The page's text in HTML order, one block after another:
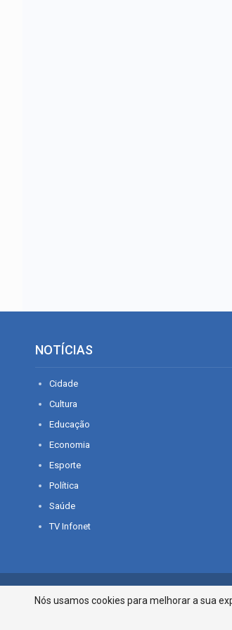
NOTÍCIAS
Cidade
Cultura
Educação
Economia
Esporte
Política
Saúde
TV Infonet
© 2026 - O que é notícia em Sergipe. Todos os
Nós usamos cookies para melhorar a sua